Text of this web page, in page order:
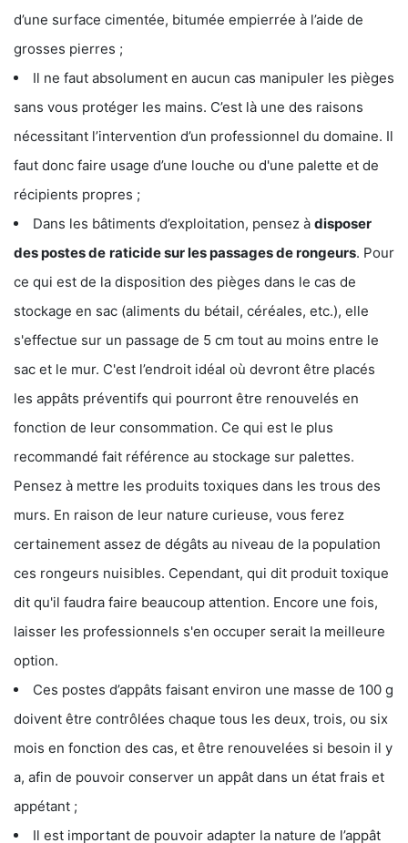
d’une surface cimentée, bitumée empierrée à l’aide de
grosses pierres ;
Il ne faut absolument en aucun cas manipuler les pièges
sans vous protéger les mains. C’est là une des raisons
nécessitant l’intervention d’un professionnel du domaine. Il
faut donc faire usage d’une louche ou d'une palette et de
récipients propres ;
Dans les bâtiments d’exploitation, pensez à disposer
des postes de raticide sur les passages de rongeurs. Pour
ce qui est de la disposition des pièges dans le cas de
stockage en sac (aliments du bétail, céréales, etc.), elle
s'effectue sur un passage de 5 cm tout au moins entre le
sac et le mur. C'est l’endroit idéal où devront être placés
les appâts préventifs qui pourront être renouvelés en
fonction de leur consommation. Ce qui est le plus
recommandé fait référence au stockage sur palettes.
Pensez à mettre les produits toxiques dans les trous des
murs. En raison de leur nature curieuse, vous ferez
certainement assez de dégâts au niveau de la population
ces rongeurs nuisibles. Cependant, qui dit produit toxique
dit qu'il faudra faire beaucoup attention. Encore une fois,
laisser les professionnels s'en occuper serait la meilleure
option.
Ces postes d’appâts faisant environ une masse de 100 g
doivent être contrôlées chaque tous les deux, trois, ou six
mois en fonction des cas, et être renouvelées si besoin il y
a, afin de pouvoir conserver un appât dans un état frais et
appétant ;
Il est important de pouvoir adapter la nature de l’appât